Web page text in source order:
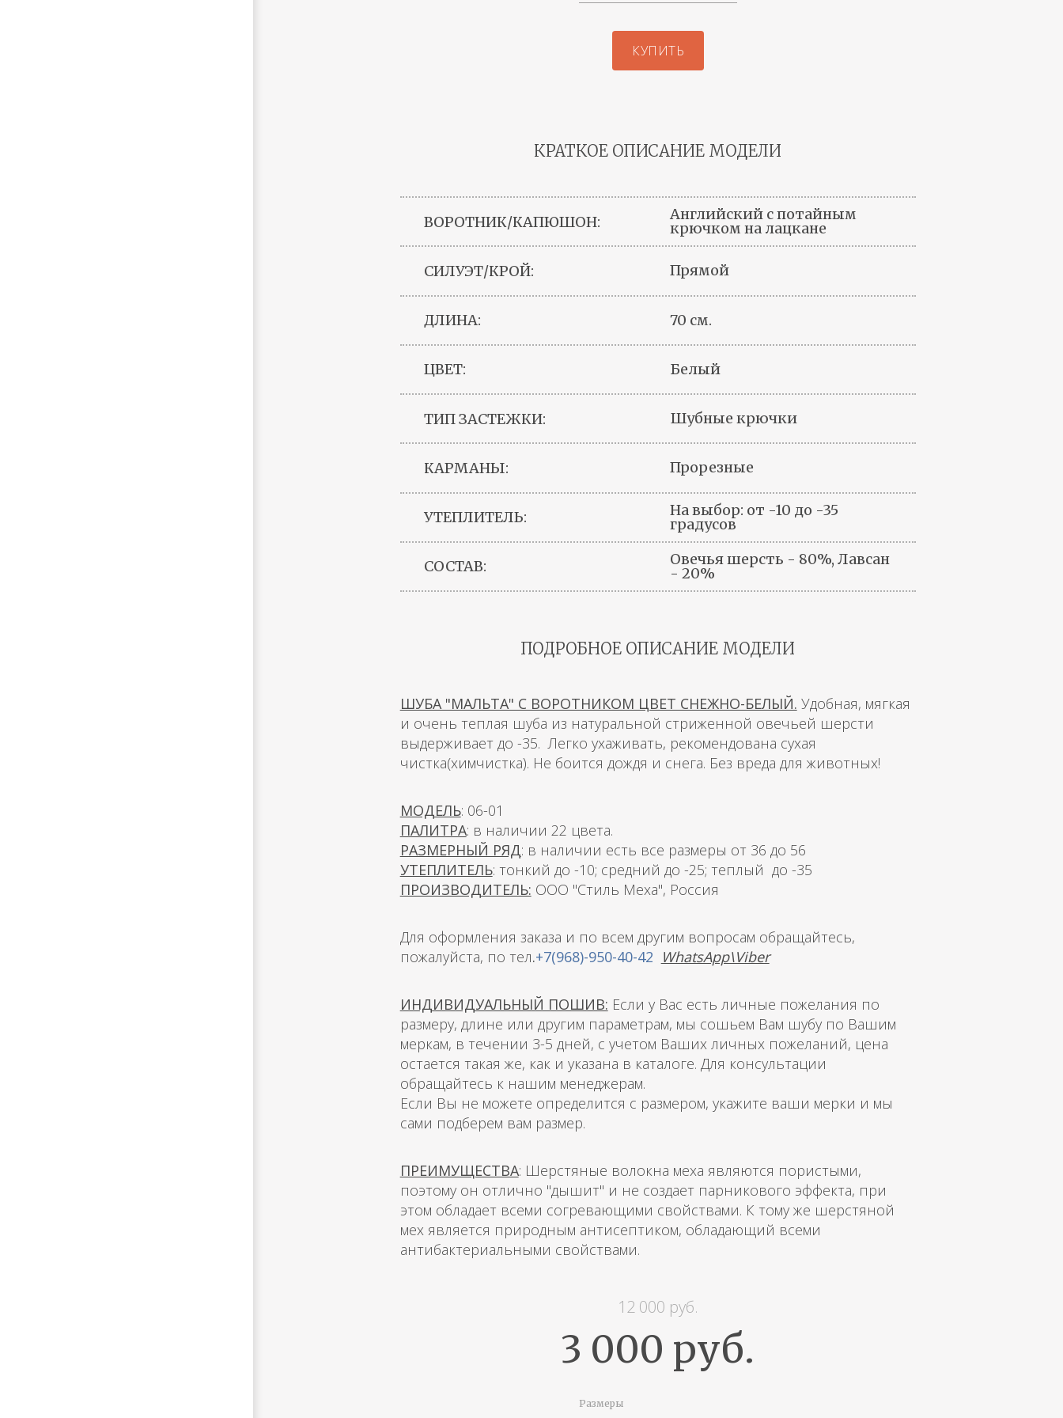
КУПИТЬ
КРАТКОЕ ОПИСАНИЕ МОДЕЛИ
ВОРОТНИК/КАПЮШОН: Английский с потайным
крючком на лацкане
СИЛУЭТ/КРОЙ: Прямой
ДЛИНА: 70 см.
ЦВЕТ: Белый
ТИП ЗАСТЕЖКИ: Шубные крючки
КАРМАНЫ: Прорезные
УТЕПЛИТЕЛЬ: На выбор: от -10 до -35
градусов
СОСТАВ: Овечья шерсть - 80%, Лавсан
- 20%
ПОДРОБНОЕ ОПИСАНИЕ МОДЕЛИ
ШУБА "МАЛЬТА" С ВОРОТНИКОМ ЦВЕТ СНЕЖНО-БЕЛЫЙ. Удобная, мягкая
и очень теплая шуба из натуральной стриженной овечьей шерсти
выдерживает до -35. Легко ухаживать, рекомендована сухая
чистка(химчистка). Не боится дождя и снега. Без вреда для животных!
МОДЕЛЬ: 06-01
ПАЛИТРА: в наличии 22 цвета.
РАЗМЕРНЫЙ РЯД: в наличии есть все размеры от 36 до 56
УТЕПЛИТЕЛЬ: тонкий до -10; средний до -25; теплый до -35
ПРОИЗВОДИТЕЛЬ: ООО "Стиль Меха", Россия
Для оформления заказа и по всем другим вопросам обращайтесь,
пожалуйста, по тел.+7(968)-950-40-42 WhatsApp\Viber
ИНДИВИДУАЛЬНЫЙ ПОШИВ: Если у Вас есть личные пожелания по
размеру, длине или другим параметрам, мы сошьем Вам шубу по Вашим
меркам, в течении 3-5 дней, с учетом Ваших личных пожеланий, цена
остается такая же, как и указана в каталоге. Для консультации
обращайтесь к нашим менеджерам.
Если Вы не можете определится с размером, укажите ваши мерки и мы
сами подберем вам размер.
ПРЕИМУЩЕСТВА: Шерстяные волокна меха являются пористыми,
поэтому он отлично "дышит" и не создает парникового эффекта, при
этом обладает всеми согревающими свойствами. К тому же шерстяной
мех является природным антисептиком, обладающий всеми
антибактериальными свойствами.
12 000 руб.
3 000 руб.
Размеры